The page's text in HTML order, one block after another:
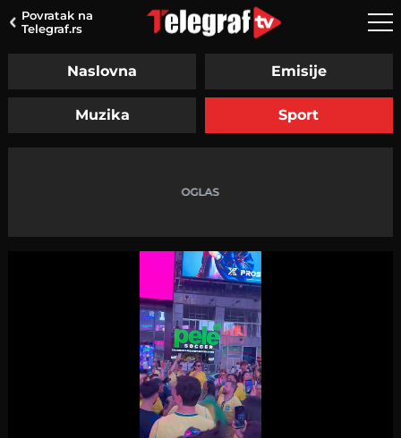
Povratak na
Telegraf.rs
Naslovna Emisije
Muzika Sport